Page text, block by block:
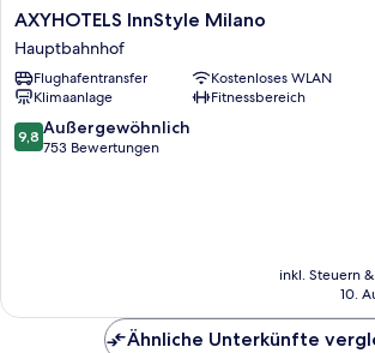
AXYHOTELS
InnStyle
Milano
Hauptbahnhof
AXYHOTELS InnStyle Milano
Hauptbahnhof
Flughafentransfer
Kostenloses WLAN
Klimaanlage
Fitnessbereich
9.8
von
9,8 Außergewöhnlich
753 Bewertungen
inkl. Steuern
10.
Ähnliche Unterkünfte